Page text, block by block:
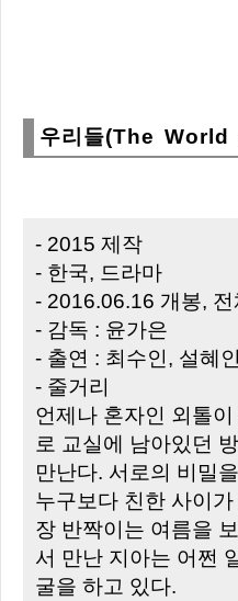
우리들(The
- 2015 제작
- 한국, 드라마
- 2016.06.16 개봉,
- 감독 : 윤가은
- 출연 : 최수인, 설혜
- 줄거리
언제나 혼자인 외톨
로 교실에 남아있던
만난다. 서로의 비밀
누구보다 친한 사이
장 반짝이는 여름을
서 만난 지아는 어쩐
굴을 하고 있다.